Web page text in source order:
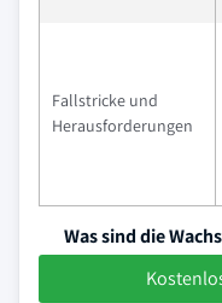
Fallstricke und
Herausforderungen
Was sind die